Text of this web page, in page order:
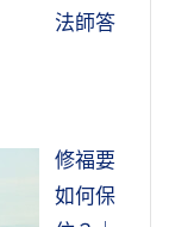
法師答
修福要
如何保